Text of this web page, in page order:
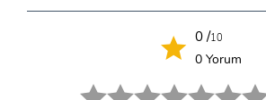
0 /10
0 Yorum